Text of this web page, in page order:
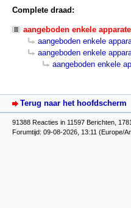
Complete draad:
aangeboden enkele
aangeboden enkele
aangeboden enkele
aangeboden enkele
Terug naar het hoofdscherm
91388 Reacties in 11597 Berichten,
Forumtijd: 09-08-2026, 13:11 (Europe/